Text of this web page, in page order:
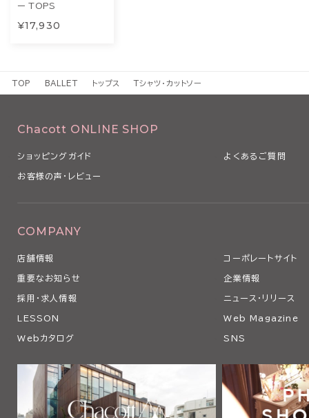
ー TOPS
¥17,930
TOP BALLET トップス Tシャツ・カットソー
Chacott ONLINE SHOP
ショッピングガイド よくあるご質問
お客様の声・レビュー
COMPANY
店舗情報 コーポレートサイト
重要なお知らせ 企業情報
採用・求人情報 ニュース・リリース
LESSON Web Magazine
Webカタログ SNS